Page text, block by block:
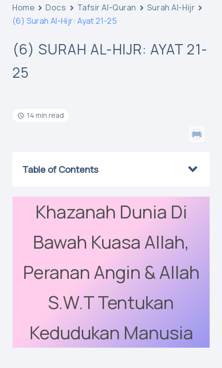
Home Docs Tafsir Al-Quran
Surah Al-Hijr
(6) Surah Al-Hijr: Ayat 21-25
(6) SURAH AL-HIJR: AYAT 21-
25
14 min read
Table of Contents
Khazanah Dunia Di
Bawah Kuasa Allah,
Peranan Angin & Allah
S.W.T Tentukan
Kedudukan Manusia